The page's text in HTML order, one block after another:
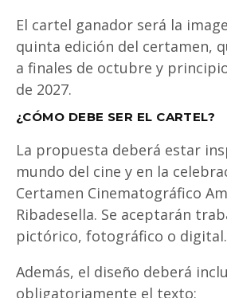
El cartel ganador será la
quinta edición del certamen,
a finales de octubre y
de 2027.
¿CÓMO DEBE SER EL CARTEL?
La propuesta deberá estar
mundo del cine y en la
Certamen Cinematográfico
Ribadesella. Se aceptarán
pictórico, fotográfico o digital.
Además, el diseño deberá
obligatoriamente el texto: